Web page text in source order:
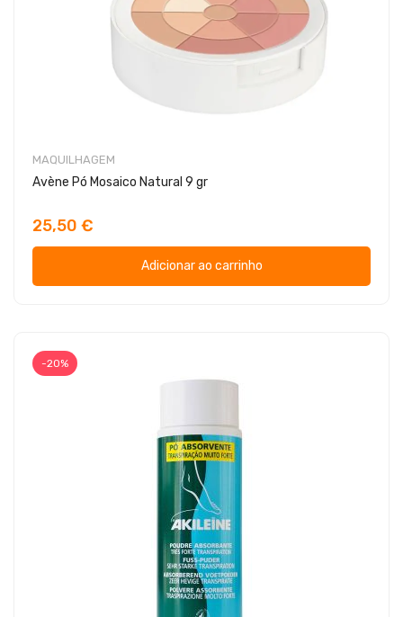
MAQUILHAGEM
Avène Pó Mosaico Natural 9 gr
25,50 €
Adicionar ao carrinho
-20%